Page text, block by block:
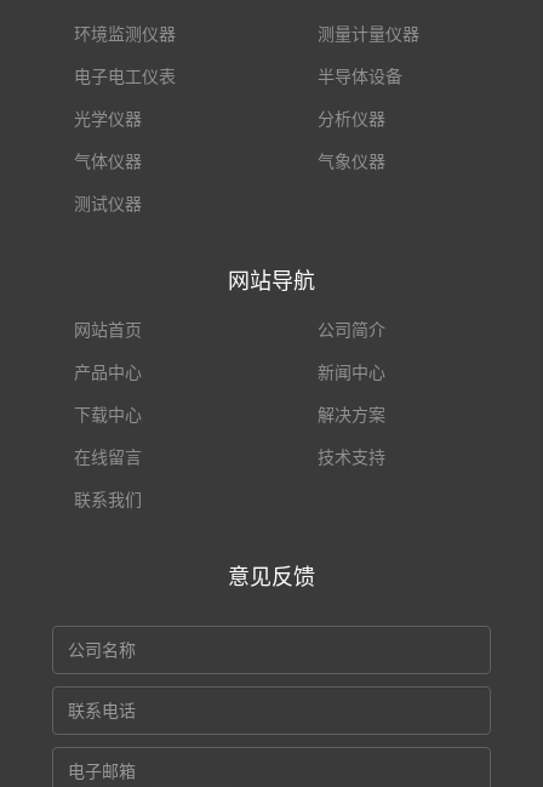
环境监测仪器 测量计量仪器
电子电工仪表 半导体设备
光学仪器 分析仪器
气体仪器 气象仪器
测试仪器
网站导航
网站首页 公司简介
产品中心 新闻中心
下载中心 解决方案
在线留言 技术支持
联系我们
意见反馈